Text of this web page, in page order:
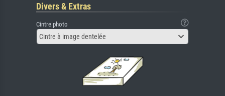
Divers & Extras
Cintre photo
Cintre à image dentelée